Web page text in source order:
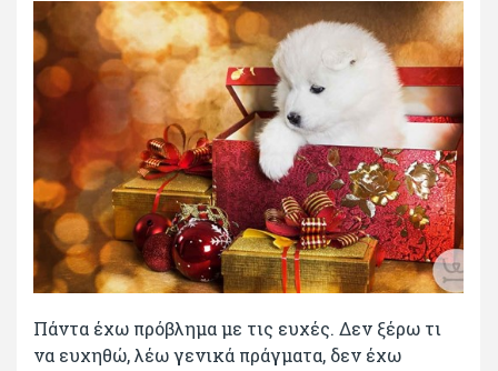
Πάντα έχω πρόβλημα με τις ευχές. Δεν ξέρω τι
να ευχηθώ, λέω γενικά πράγματα, δεν έχω